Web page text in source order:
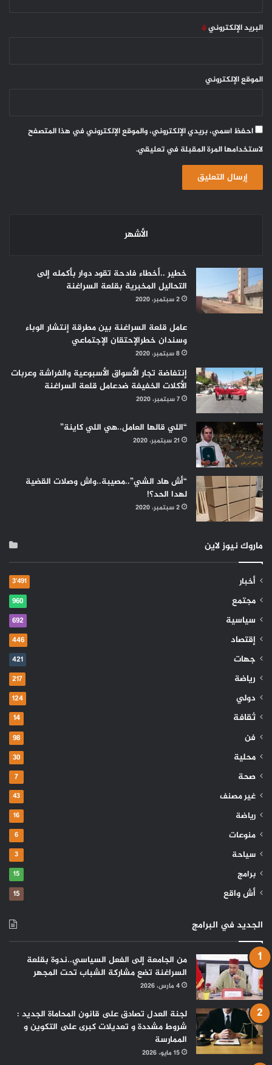
البريد الإلكتروني*
الموقع الإلكتروني
احفظ اسمي، بريدي الإلكتروني، والموقع الإلكتروني في هذا المتصفح
لاستخدامها المرة المقبلة في تعليقي.
الأشهر
خطير ..أخطاء فادحة تقود دوار بأكمله إلى
التحاليل المخبرية بقلعة السراغنة
2 سبتمبر، 2020
عامل قلعة السراغنة بين مطرقة إنتشار الوباء
وسندان خطرالإحتقان الإجتماعي
8 سبتمبر، 2020
إنتفاضة تجار الأسواق الأسبوعية والفراشة وعربات
الأكلات الخفيفة ضدعامل قلعة السراغنة
7 سبتمبر، 2020
“اللي قالها العامل..هي اللي كاينة”
21 سبتمبر، 2020
“أش هاد الشي”..مصيبة..واش وصلات القضية
لهدا الحد؟!
2 سبتمبر، 2020
ماروك نيوز لاين
أخبار 3٬491
مجتمع 960
سياسية 692
إقتصاد 446
جهات 421
رياضة 217
دولي 124
ثقافة 14
فن 98
محلية 30
صحة 7
غير مصنف 43
رياضة 16
منوعات 6
سياحة 3
برامج 15
أش واقع 15
الجديد في البرامج
من الجامعة إلى الفعل السياسي..ندوة بقلعة
السراغنة تضع مشاركة الشباب تحت المجهر
4 مارس، 2026
لجنة العدل تصادق على قانون المحاماة الجديد :
شروط مشددة و تعديلات كبرى على التكوين و
الممارسة
15 مايو، 2026